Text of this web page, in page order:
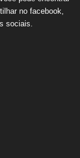
no facebook,
sociais.